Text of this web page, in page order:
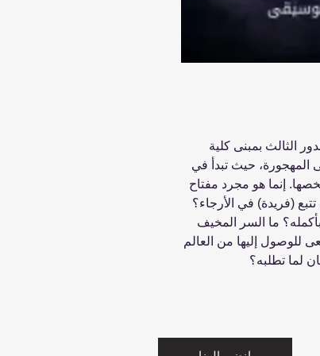
الثالث بمبنى كلية
المهجورة، حيث تبدأ في
إنما هو مجرد مفتاح
(فريدة) في الأرجاء؟
بأكمله؟ ما السر المخيف
للوصول إليها من العالم
لما تطلبه؟